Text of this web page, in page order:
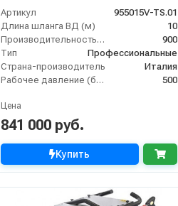
Артикул
955015V-TS.01
Длина шланга ВД (м)
10
Производительность (л/ч)
900
Тип
Профессиональные
Страна-производитель
Италия
Рабочее давление (бар)
500
Цена
841 000 руб.
Купить